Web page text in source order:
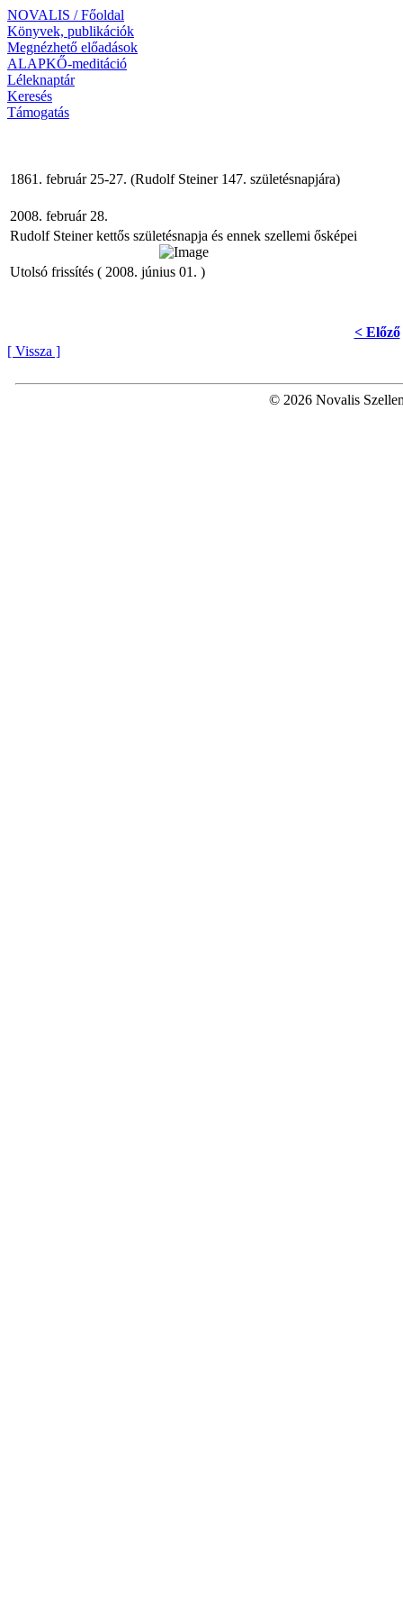
NOVALIS / Főoldal
Könyvek, publikációk
Megnézhető előadások
ALAPKŐ-meditáció
Léleknaptár
Keresés
Támogatás
1861. február 25-27. (Rudolf Steiner 147. születésnapjára)
2008. február 28.
Rudolf Steiner kettős születésnapja és ennek szellemi ősképei
Utolsó frissítés ( 2008. június 01. )
< Előző
[ Vissza ]
© 2026 Novalis